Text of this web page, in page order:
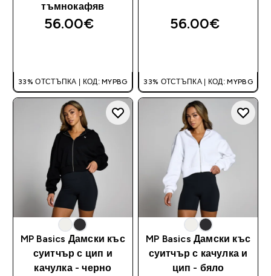
тъмнокафяв
56.00€‎
33% ОТСТЪПКА | КОД: MYPBG
56.00€‎
33% ОТСТЪПКА | КОД: MYPBG
MP Basics Дамски къс
суитчър с цип и
качулка - черно
MP Basics Дамски къс
суитчър с качулка и
цип - бяло